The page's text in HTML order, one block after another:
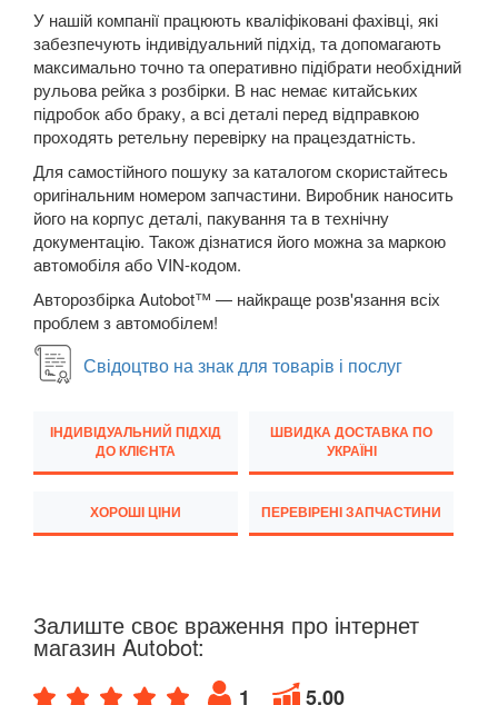
Mustang VI (S550)
Mustang Mach-E
S-Max Mk1 (CA1)
S-Max Mk2
Transit V
Transit VI (V347/V348)
Transit Connect Mk1 (V227, TC7, PU2)
Transit Connect Mk2
Transit Courier Mk1
Transit Custom Mk1
HONDA keyboard_arrow_down
JEEP
У нашій компанії працюють кваліфіковані фахівці, які
забезпечують індивідуальний підхід, та допомагають
максимально точно та оперативно підібрати необхідний
рульова рейка з розбірки. В нас немає китайських
підробок або браку, а всі деталі перед відправкою
проходять ретельну перевірку на працездатність.
Для самостійного пошуку за каталогом скористайтесь
оригінальним номером запчастини. Виробник наносить
його на корпус деталі, пакування та в технічну
документацію. Також дізнатися його можна за маркою
автомобіля або VIN-кодом.
Авторозбірка Autobot™ — найкраще розв'язання всіх
проблем з автомобілем!
Свідоцтво на знак для товарів і послуг
ІНДИВІДУАЛЬНИЙ ПІДХІД
ДО КЛІЄНТА
ШВИДКА ДОСТАВКА ПО
УКРАЇНІ
ХОРОШІ ЦІНИ ПЕРЕВІРЕНІ ЗАПЧАСТИНИ
Залиште своє враження про інтернет
магазин Autobot:
1 5.00